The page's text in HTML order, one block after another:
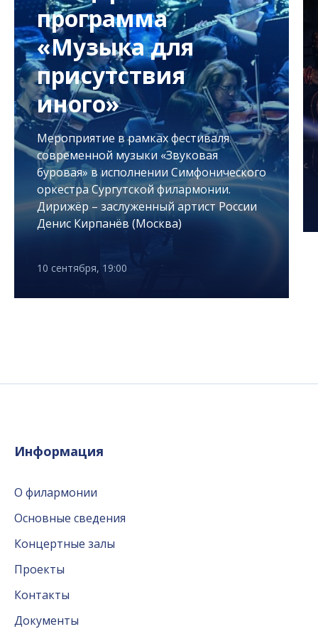
программа
«Музыка для
присутствия
иного»
Мероприятие в рамках фестиваля
современной музыки «Звуковая
буровая» в исполнении Симфонического
оркестра Сургутской филармонии.
Дирижёр – заслуженный артист России
Денис Кирпанёв (Москва)
10 сентября, 19:00
Информация
О филармонии
Основные сведения
Концертные залы
Проекты
Контакты
Документы